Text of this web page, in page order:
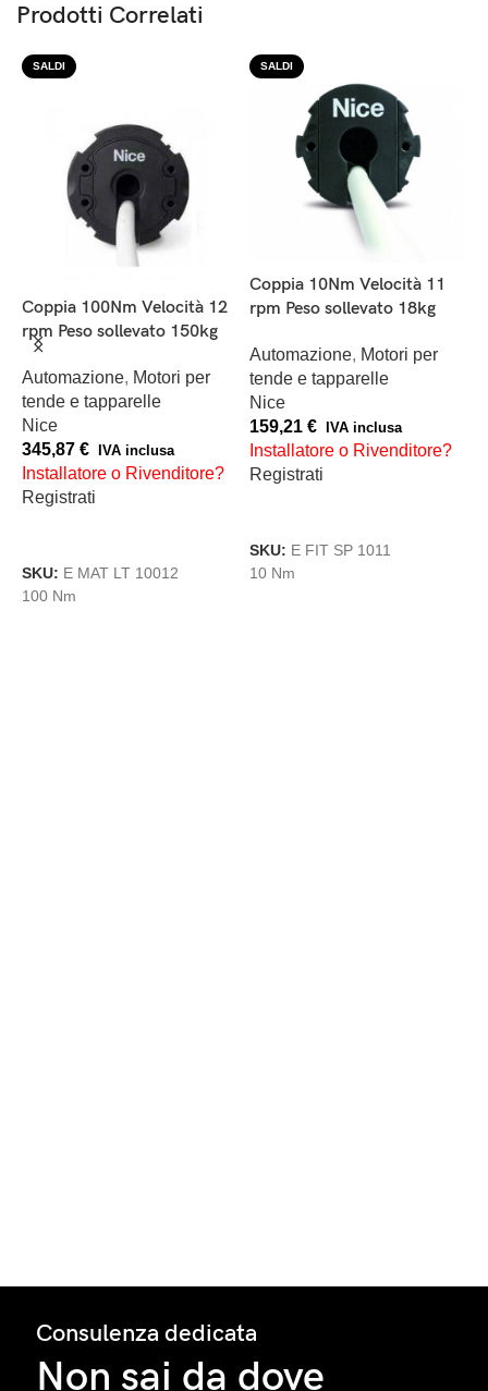
Prodotti Correlati
SALDI
Coppia 100Nm Velocità 12
rpm Peso sollevato 150kg
Automazione, Motori per
tende e tapparelle
Nice
345,87 € IVA inclusa
Installatore o Rivenditore?
Registrati
SKU: E MAT LT 10012
100 Nm
SALDI
Coppia 10Nm Velocità 11
rpm Peso sollevato 18kg
Automazione, Motori per
tende e tapparelle
Nice
159,21 € IVA inclusa
Installatore o Rivenditore?
Registrati
SKU: E FIT SP 1011
10 Nm
Consulenza dedicata
Non sai da dove